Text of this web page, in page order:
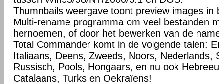
Thumnbails weergave toont preview images in
Multi-rename programma om veel bestanden
hernoemen, of door het bewerken van de
Total Commander komt in de volgende talen:
Italiaans, Deens, Zweeds, Noors, Nederlands,
Russisch, Pools, Hongaars, en nu ook
Catalaans, Turks en Oekraïens!